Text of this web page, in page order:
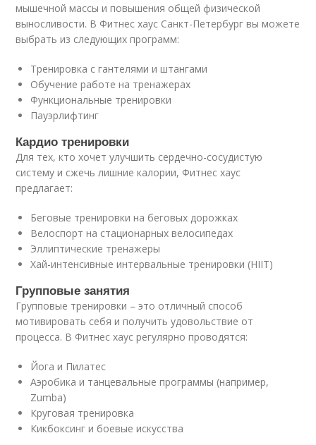
мышечной массы и повышения общей физической
выносливости. В Фитнес хаус Санкт-Петербург вы можете
выбрать из следующих программ:
Тренировка с гантелями и штангами
Обучение работе на тренажерах
Функциональные тренировки
Пауэрлифтинг
Кардио тренировки
Для тех, кто хочет улучшить сердечно-сосудистую
систему и сжечь лишние калории, Фитнес хаус
предлагает:
Беговые тренировки на беговых дорожках
Велоспорт на стационарных велосипедах
Эллиптические тренажеры
Хай-интенсивные интервальные тренировки (HIIT)
Групповые занятия
Групповые тренировки – это отличный способ
мотивировать себя и получить удовольствие от
процесса. В Фитнес хаус регулярно проводятся:
Йога и Пилатес
Аэробика и танцевальные программы (например,
Zumba)
Круговая тренировка
Кикбоксинг и боевые искусства